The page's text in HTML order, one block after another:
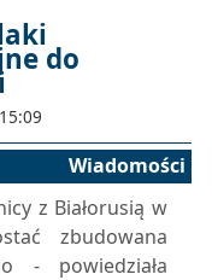
do
Wiadomości
z Białorusią w
zbudowana
- powiedziała